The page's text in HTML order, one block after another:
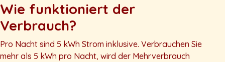
Wie funktioniert der
Verbrauch?
Pro Nacht sind 5 kWh Strom inklusive. Verbrauchen Sie
mehr als 5 kWh pro Nacht, wird der Mehrverbrauch